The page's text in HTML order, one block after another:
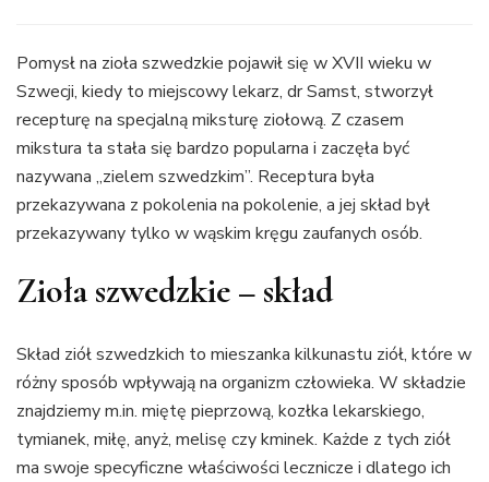
Pomysł na zioła szwedzkie pojawił się w XVII wieku w
Szwecji, kiedy to miejscowy lekarz, dr Samst, stworzył
recepturę na specjalną miksturę ziołową. Z czasem
mikstura ta stała się bardzo popularna i zaczęła być
nazywana „zielem szwedzkim”. Receptura była
przekazywana z pokolenia na pokolenie, a jej skład był
przekazywany tylko w wąskim kręgu zaufanych osób.
Zioła szwedzkie – skład
Skład ziół szwedzkich to mieszanka kilkunastu ziół, które w
różny sposób wpływają na organizm człowieka. W składzie
znajdziemy m.in. miętę pieprzową, kozłka lekarskiego,
tymianek, miłę, anyż, melisę czy kminek. Każde z tych ziół
ma swoje specyficzne właściwości lecznicze i dlatego ich